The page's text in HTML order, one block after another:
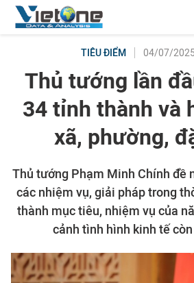
TIÊU ĐIỂM 04/07/
Thủ tướng lần
34 tỉnh thành và
xã, phường,
Thủ tướng Phạm Minh Chính đề
các nhiệm vụ, giải pháp trong
thành mục tiêu, nhiệm vụ của
cảnh tình hình kinh tế